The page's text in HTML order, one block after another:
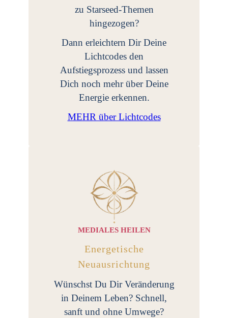
zu Starseed-Themen
hingezogen?
Dann erleichtern Dir Deine
Lichtcodes den
Aufstiegsprozess und lassen
Dich noch mehr über Deine
Energie erkennen.
MEHR über Lichtcodes
MEDIALES HEILEN
Energetische
Neuausrichtung
Wünschst Du Dir Veränderung
in Deinem Leben? Schnell,
sanft und ohne Umwege?